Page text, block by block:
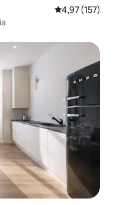
Évaluation
4,97 (157)